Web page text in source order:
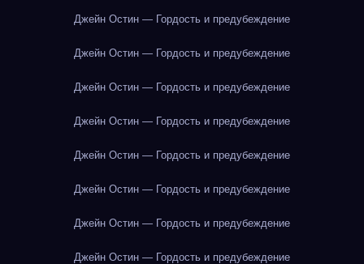
Джейн Остин — Гордость и предубеждение
Джейн Остин — Гордость и предубеждение
Джейн Остин — Гордость и предубеждение
Джейн Остин — Гордость и предубеждение
Джейн Остин — Гордость и предубеждение
Джейн Остин — Гордость и предубеждение
Джейн Остин — Гордость и предубеждение
Джейн Остин — Гордость и предубеждение